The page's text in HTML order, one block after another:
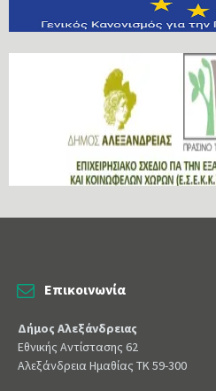
Επικοινωνία
Δήμος Αλεξάνδρειας
Εθνικής Αντίστασης 62
Αλεξάνδρεια Ημαθίας ΤΚ 59-300